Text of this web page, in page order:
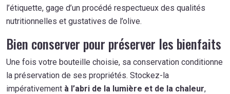
l’étiquette, gage d’un procédé respectueux des qualités
nutritionnelles et gustatives de l’olive.
Bien conserver pour préserver les bienfaits
Une fois votre bouteille choisie, sa conservation conditionne
la préservation de ses propriétés. Stockez-la
impérativement à l’abri de la lumière et de la chaleur,